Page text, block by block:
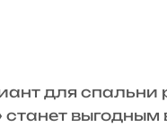
для спальни
станет